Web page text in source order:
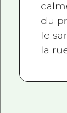
du
le
la